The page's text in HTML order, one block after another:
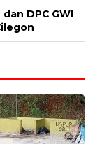
DPC GWI